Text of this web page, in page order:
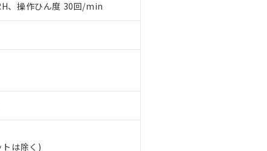
、操作ひん度 30回/min
は除く)
れた部品リストについて、当社および当社の共同利用者
の取引・商談に必要な範囲で利用することをご了承くだ
きます。
、過去に遡って非含有を証明するものではありません。
対応では、対応完了までの期間は出荷製品に未対応品が
ました。
ことから、特段のことがない限り、2022年1月12日よ
せください。
キャンセル